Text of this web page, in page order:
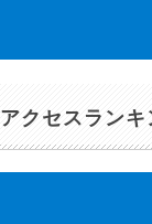
アクセスランキ